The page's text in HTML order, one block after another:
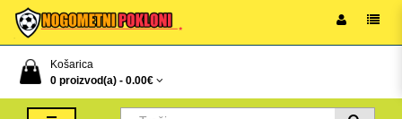
Košarica
0 proizvod(a) - 0.00€